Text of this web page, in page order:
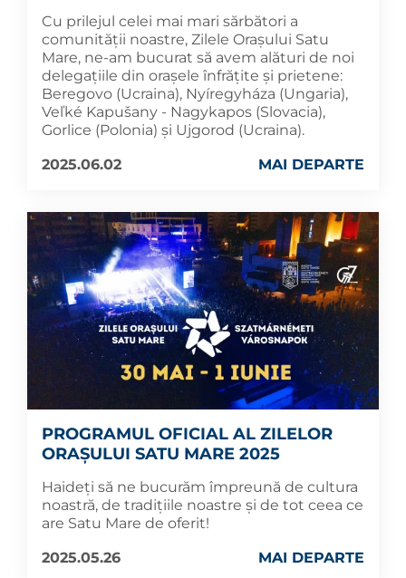
Cu prilejul celei mai mari sărbători a
comunității noastre, Zilele Orașului Satu
Mare, ne-am bucurat să avem alături de noi
delegațiile din orașele înfrățite și prietene:
Beregovo (Ucraina), Nyíregyháza (Ungaria),
Veľké Kapušany - Nagykapos (Slovacia),
Gorlice (Polonia) și Ujgorod (Ucraina).
2025.06.02
MAI DEPARTE
PROGRAMUL OFICIAL AL ZILELOR
ORAȘULUI SATU MARE 2025
Haideți să ne bucurăm împreună de cultura
noastră, de tradițiile noastre și de tot ceea ce
are Satu Mare de oferit!
2025.05.26
MAI DEPARTE